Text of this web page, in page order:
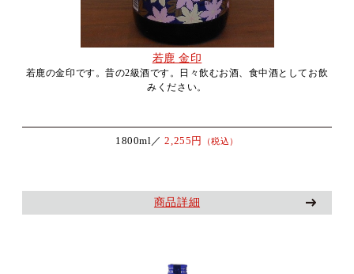
若鹿 金印
若鹿の金印です。昔の2級酒です。日々飲むお酒、食中酒としてお飲
みください。
1800ml／2,255円 （税込）
商品詳細